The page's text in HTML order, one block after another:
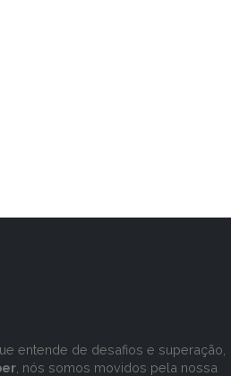
entende de desafios e superação,
, nós somos movidos pela nossa